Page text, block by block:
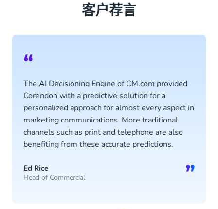
客户荐言
“
The AI Decisioning Engine of CM.com provided
Corendon with a predictive solution for a
personalized approach for almost every aspect in
marketing communications. More traditional
channels such as print and telephone are also
benefiting from these accurate predictions.
Ed Rice
Head of Commercial ”